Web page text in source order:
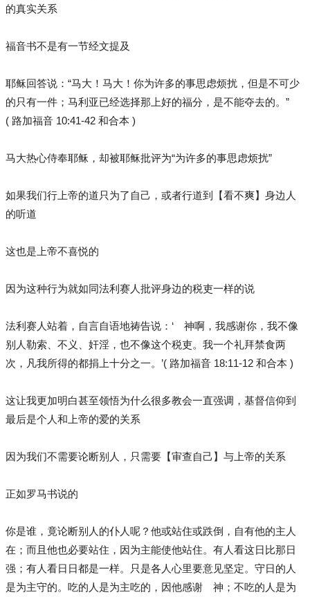
的真实关系
福音书不是有一节经文提及
耶稣回答说：“马大！马大！你为许多的事思虑烦扰，但是不可少
的只有一件；马利亚已经选择那上好的福分，是不能夺去的。”
( 路加福音 10:41-42 和合本 )
马大热心侍奉耶稣，却被耶稣批评为“为许多的事思虑烦扰”
如果我们行上帝的道只为了自己，或者行道到【看不爽】身边人
的听道
这也是上帝不喜悦的
因为这种行为就如同法利赛人批评身边的税吏一样的说
法利赛人站着，自言自语地祷告说：‘ 神啊，我感谢你，我不像
别人勒索、不义、奸淫，也不像这个税吏。我一个礼拜禁食两
次，凡我所得的都捐上十分之一。’( 路加福音 18:11-12 和合本 )
这让我更加明白甚至领悟为什么很多教会一直强调，基督信仰到
最后是个人和上帝的爱的关系
因为我们不需要论断别人，只需要【审查自己】与上帝的关系
正如罗马书说的
你是谁，竟论断别人的仆人呢？他或站住或跌倒，自有他的主人
在；而且他也必要站住，因为主能使他站住。有人看这日比那日
强；有人看日日都是一样。只是各人心里要意见坚定。守日的人
是为主守的。吃的人是为主吃的，因他感谢 神；不吃的人是为